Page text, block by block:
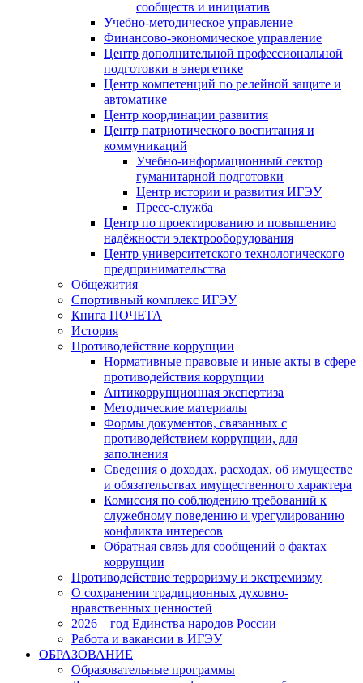
сообществ и инициатив
Учебно-методическое управление
Финансово-экономическое управление
Центр дополнительной профессиональной
подготовки в энергетике
Центр компетенций по релейной защите и
автоматике
Центр координации развития
Центр патриотического воспитания и
коммуникаций
Учебно-информационный сектор
гуманитарной подготовки
Центр истории и развития ИГЭУ
Пресс-служба
Центр по проектированию и повышению
надёжности электрооборудования
Центр университетского технологического
предпринимательства
Общежития
Спортивный комплекс ИГЭУ
Книга ПОЧЕТА
История
Противодействие коррупции
Нормативные правовые и иные акты в сфере
противодействия коррупции
Антикоррупционная экспертиза
Методические материалы
Формы документов, связанных с
противодействием коррупции, для
заполнения
Сведения о доходах, расходах, об имуществе
и обязательствах имущественного характера
Комиссия по соблюдению требований к
служебному поведению и урегулированию
конфликта интересов
Обратная связь для сообщений о фактах
коррупции
Противодействие терроризму и экстремизму
О сохранении традиционных духовно-
нравственных ценностей
2026 – год Единства народов России
Работа и вакансии в ИГЭУ
ОБРАЗОВАНИЕ
Образовательные программы